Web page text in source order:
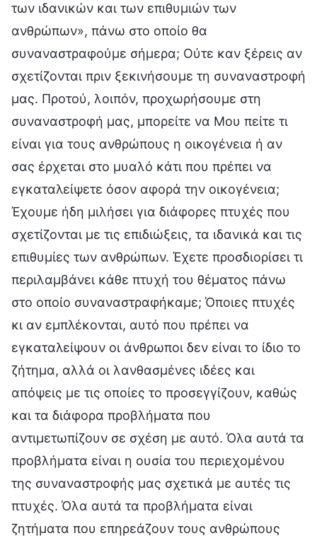
των ιδανικών και των επιθυμιών των
ανθρώπων», πάνω στο οποίο θα
συναναστραφούμε σήμερα; Ούτε καν ξέρεις αν
σχετίζονται πριν ξεκινήσουμε τη συναναστροφή
μας. Προτού, λοιπόν, προχωρήσουμε στη
συναναστροφή μας, μπορείτε να Μου πείτε τι
είναι για τους ανθρώπους η οικογένεια ή αν
σας έρχεται στο μυαλό κάτι που πρέπει να
εγκαταλείψετε όσον αφορά την οικογένεια;
Έχουμε ήδη μιλήσει για διάφορες πτυχές που
σχετίζονται με τις επιδιώξεις, τα ιδανικά και τις
επιθυμίες των ανθρώπων. Έχετε προσδιορίσει τι
περιλαμβάνει κάθε πτυχή του θέματος πάνω
στο οποίο συναναστραφήκαμε; Όποιες πτυχές
κι αν εμπλέκονται, αυτό που πρέπει να
εγκαταλείψουν οι άνθρωποι δεν είναι το ίδιο το
ζήτημα, αλλά οι λανθασμένες ιδέες και
απόψεις με τις οποίες το προσεγγίζουν, καθώς
και τα διάφορα προβλήματα που
αντιμετωπίζουν σε σχέση με αυτό. Όλα αυτά τα
προβλήματα είναι η ουσία του περιεχομένου
της συναναστροφής μας σχετικά με αυτές τις
πτυχές. Όλα αυτά τα προβλήματα είναι
ζητήματα που επηρεάζουν τους ανθρώπους